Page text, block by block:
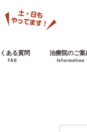
ある質問
FAQ
治療院のご案
Information